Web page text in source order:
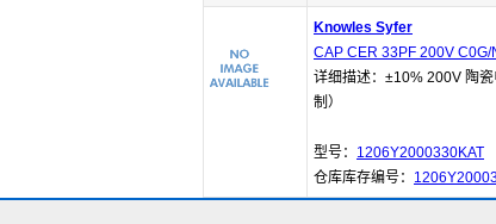
Knowles Syfer
CAP CER 33PF 200V C0G/
详细描述：±10% 200V 陶
制）
型号： 1206Y2000330KAT
仓库库存编号：